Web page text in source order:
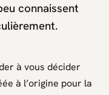
connaissent
à vous décider
à l’origine pour la